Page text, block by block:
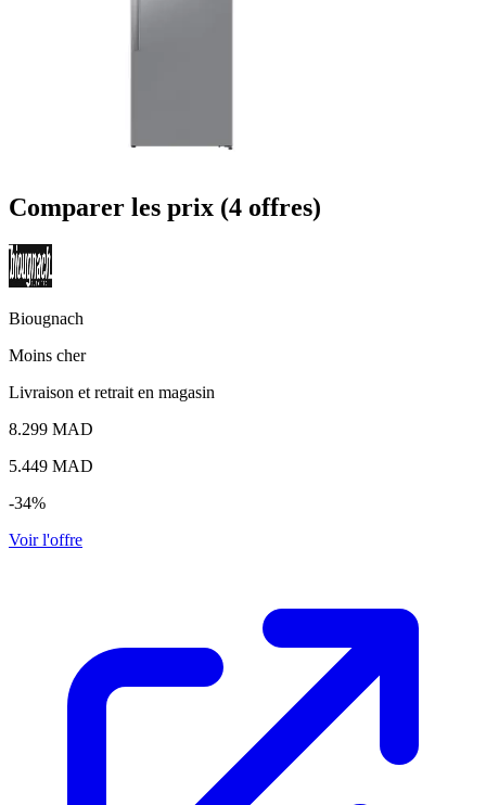
Comparer les prix (4 offres)
Biougnach
Moins cher
Livraison et retrait en magasin
8.299 MAD
5.449 MAD
-34%
Voir l'offre